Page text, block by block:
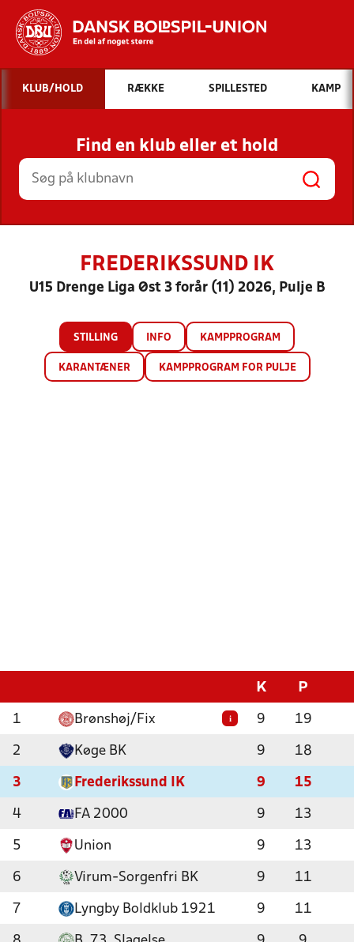
Hvad vil du søge efter?
INDHOLD OG NYHEDER
STILLINGER, RESULTATER, KLUBBER OG
HOLD
KLUB/HOLD RÆKKE SPILLESTED KAMP
Find en klub eller et hold
FREDERIKSSUND IK
U15 Drenge Liga Øst 3 forår (11) 2026, Pulje B
STILLING INFO KAMPPROGRAM
KARANTÆNER KAMPPROGRAM FOR PULJE
K P
1 Brønshøj/Fix i 9 19
2 Køge BK 9 18
3 Frederikssund IK 9 15
4 FA 2000 9 13
5 Union 9 13
6 Virum-Sorgenfri BK 9 11
7 Lyngby Boldklub 1921 9 11